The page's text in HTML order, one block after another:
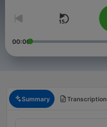
00:00
Summary Transcription